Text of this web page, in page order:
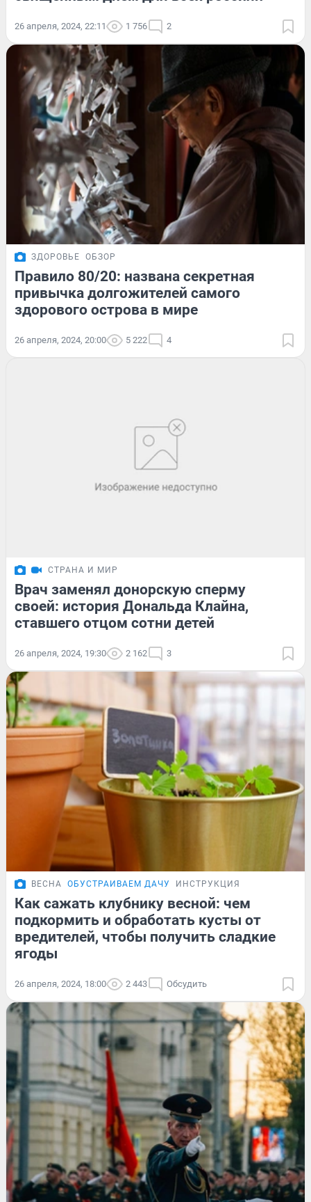
26 апреля, 2024, 22:11 1 756 2
ЗДОРОВЬЕ ОБЗОР
Правило 80/20: названа секретная
привычка долгожителей самого
здорового острова в мире
26 апреля, 2024, 20:00 5 222 4
СТРАНА И МИР
Врач заменял донорскую сперму
своей: история Дональда Клайна,
ставшего отцом сотни детей
26 апреля, 2024, 19:30 2 162 3
ВЕСНА ОБУСТРАИВАЕМ ДАЧУ ИНСТРУКЦИЯ
Как сажать клубнику весной: чем
подкормить и обработать кусты от
вредителей, чтобы получить сладкие
ягоды
26 апреля, 2024, 18:00 2 443 Обсудить